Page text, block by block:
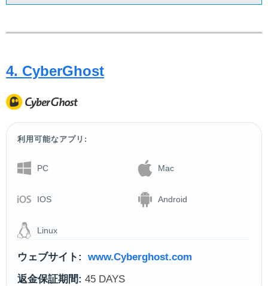
4. CyberGhost
利用可能なアプリ:
PC Mac
IOS Android
Linux
ウェブサイト:
www.Cyberghost.com
返金保証期間: 45 DAYS